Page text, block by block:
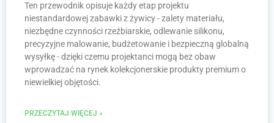
Ten przewodnik opisuje każdy etap projektu
niestandardowej zabawki z żywicy - zalety materiału,
niezbędne czynności rzeźbiarskie, odlewanie silikonu,
precyzyjne malowanie, budżetowanie i bezpieczną globalną
wysyłkę - dzięki czemu projektanci mogą bez obaw
wprowadzać na rynek kolekcjonerskie produkty premium o
niewielkiej objętości.
PRZECZYTAJ WIĘCEJ »